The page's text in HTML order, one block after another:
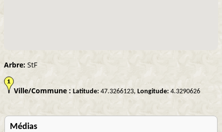
Arbre: StF
Ville/Commune : Latitude: 47.3266123, Longitude: 4.3290626
Médias